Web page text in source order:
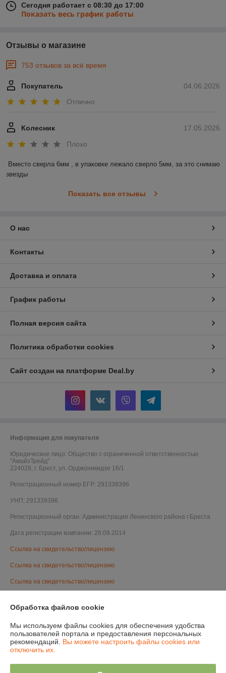
Сегодня работает с 08:30 до 17:00
Показать весь график работы
Отзывы о магазине
753 отзывов за всё время
04.06.2026
Покупатель
Отлично
17.05.2026
Колесник
Плохо
Вместо сверла 6мм , в упаковке лежало сверло 5мм, за это снимаю
звезды
Показать все отзывы
О нас
Контакты
Доставка и оплата
График работы
Полная версия сайта
Политика обработки cookies
Сайт создан на платформе Deal.by
Информация для покупателя
Юридическое лицо: Общество с ограниченной ответственностью
"АмайзТрейд"
224028, г. Брест, ул. Орджоникидзе 16/1
Регистрационный номер ЕГР: 291339396
УНП: 291339396
Регистрационный орган: Администрация Ленинского района г.Бреста
Дата регистрации компании: 26.09.2014
Ссылка на свидетельство/лицензию
Ссылка на свидетельство/лицензию
Ссылка на свидетельство/лицензию
Ссылка на свидетельство/лицензию
Ссылка на свидетельство/лицензию
Ссылка на свидетельство/лицензию
Обработка файлов cookie
Мы используем файлы cookies для обеспечения удобства
пользователей портала и предоставления персональных
рекомендаций. Вы можете настроить файлы cookies или
отключить их.